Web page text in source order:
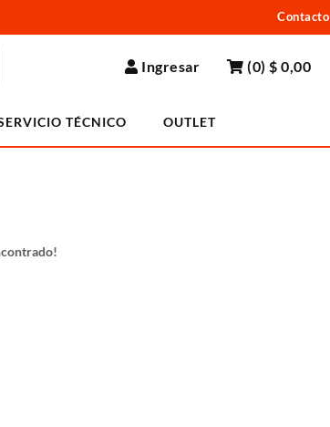
Contacto
Ingresar (0)$ 0,00
TÉCNICO OUTLET